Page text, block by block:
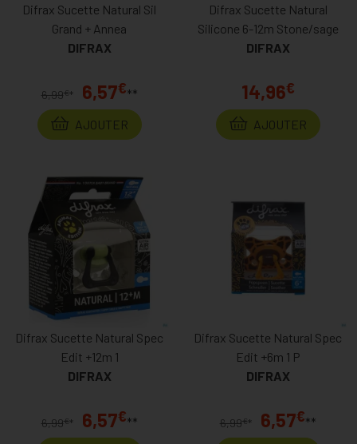
Difrax Sucette Natural Sil
Grand + Annea
DIFRAX
6,99€ * 6,57€**
AJOUTER
Difrax Sucette Natural
Silicone 6-12m Stone/sage
DIFRAX
14,96€
AJOUTER
Difrax Sucette Natural Spec
Edit +12m 1
DIFRAX
6,99€ * 6,57€**
Difrax Sucette Natural Spec
Edit +6m 1 P
DIFRAX
6,99€ * 6,57€**